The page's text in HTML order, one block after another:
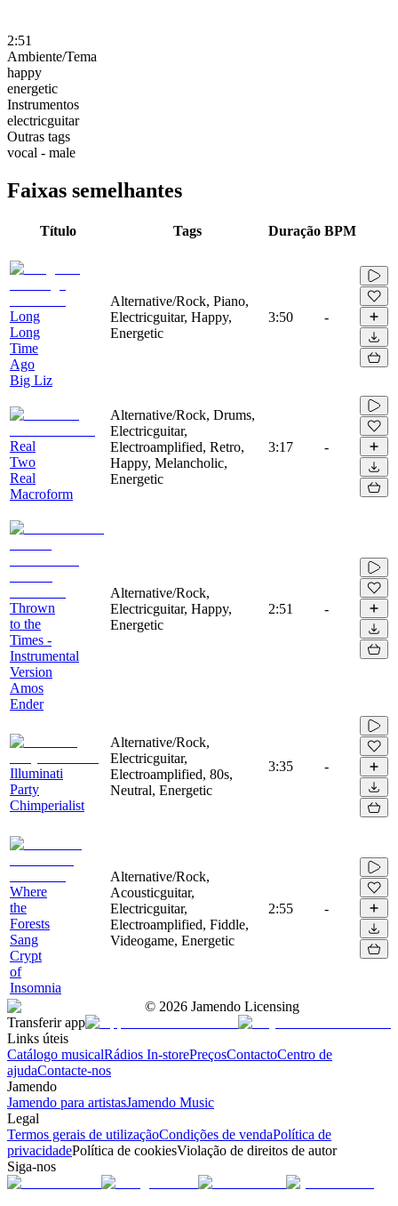
2:51
Ambiente/Tema
happy
energetic
Instrumentos
electricguitar
Outras tags
vocal - male
Faixas semelhantes
Título Tags Duração BPM
Long
Long
Time
Ago
Big Liz
Alternative/Rock, Piano,
Electricguitar, Happy,
Energetic
3:50 -
Real
Two
Real
Macroform
Alternative/Rock, Drums,
Electricguitar,
Electroamplified, Retro,
Happy, Melancholic,
Energetic
3:17 -
Thrown
to the
Times -
Instrumental
Version
Amos
Ender
Alternative/Rock,
Electricguitar, Happy,
Energetic
2:51 -
Illuminati
Party
Chimperialist
Alternative/Rock,
Electricguitar,
Electroamplified, 80s,
Neutral, Energetic
3:35 -
Where
the
Forests
Sang
Crypt
of
Insomnia
Alternative/Rock,
Acousticguitar,
Electricguitar,
Electroamplified, Fiddle,
Videogame, Energetic
2:55 -
© 2026 Jamendo Licensing
Transferir app
Links úteis
Catálogo musicalRádios In-storePreçosContactoCentro de
ajudaContacte-nos
Jamendo
Jamendo para artistasJamendo Music
Legal
Termos gerais de utilizaçãoCondições de vendaPolítica de
privacidadePolítica de cookiesViolação de direitos de autor
Siga-nos